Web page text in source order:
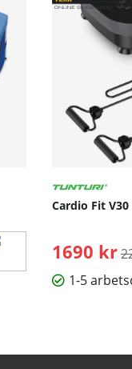
Cardio Fit
1690 kr
1-5